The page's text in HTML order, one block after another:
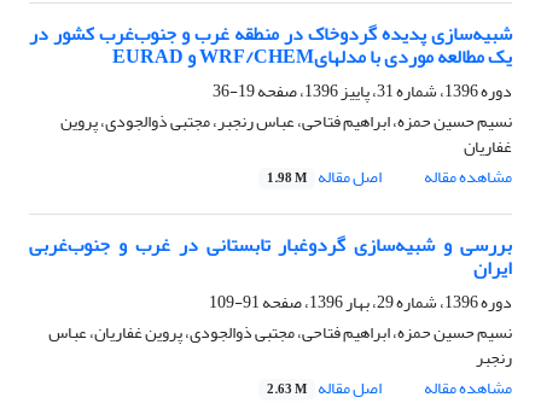
شبیه‌سازی پدیده گردوخاک در منطقه غرب و جنوب‌غرب کشور در
یک مطالعه موردی با مدلهایWRF/CHEM و EURAD
دوره 1396، شماره 31، پاییز 1396، صفحه
19-36
نسیم حسین حمزه، ابراهیم فتاحی، عباس رنجبر، مجتبی ذوالجودی، پروین
غفاریان
مشاهده مقاله
اصل مقاله 1.98 M
بررسی و شبیه‌سازی گردوغبار تابستانی در غرب و جنوب‌غربی
ایران
دوره 1396، شماره 29، بهار 1396، صفحه
91-109
نسیم حسین حمزه، ابراهیم فتاحی، مجتبی ذوالجودی، پروین غفاریان، عباس
رنجبر
مشاهده مقاله
اصل مقاله 2.63 M